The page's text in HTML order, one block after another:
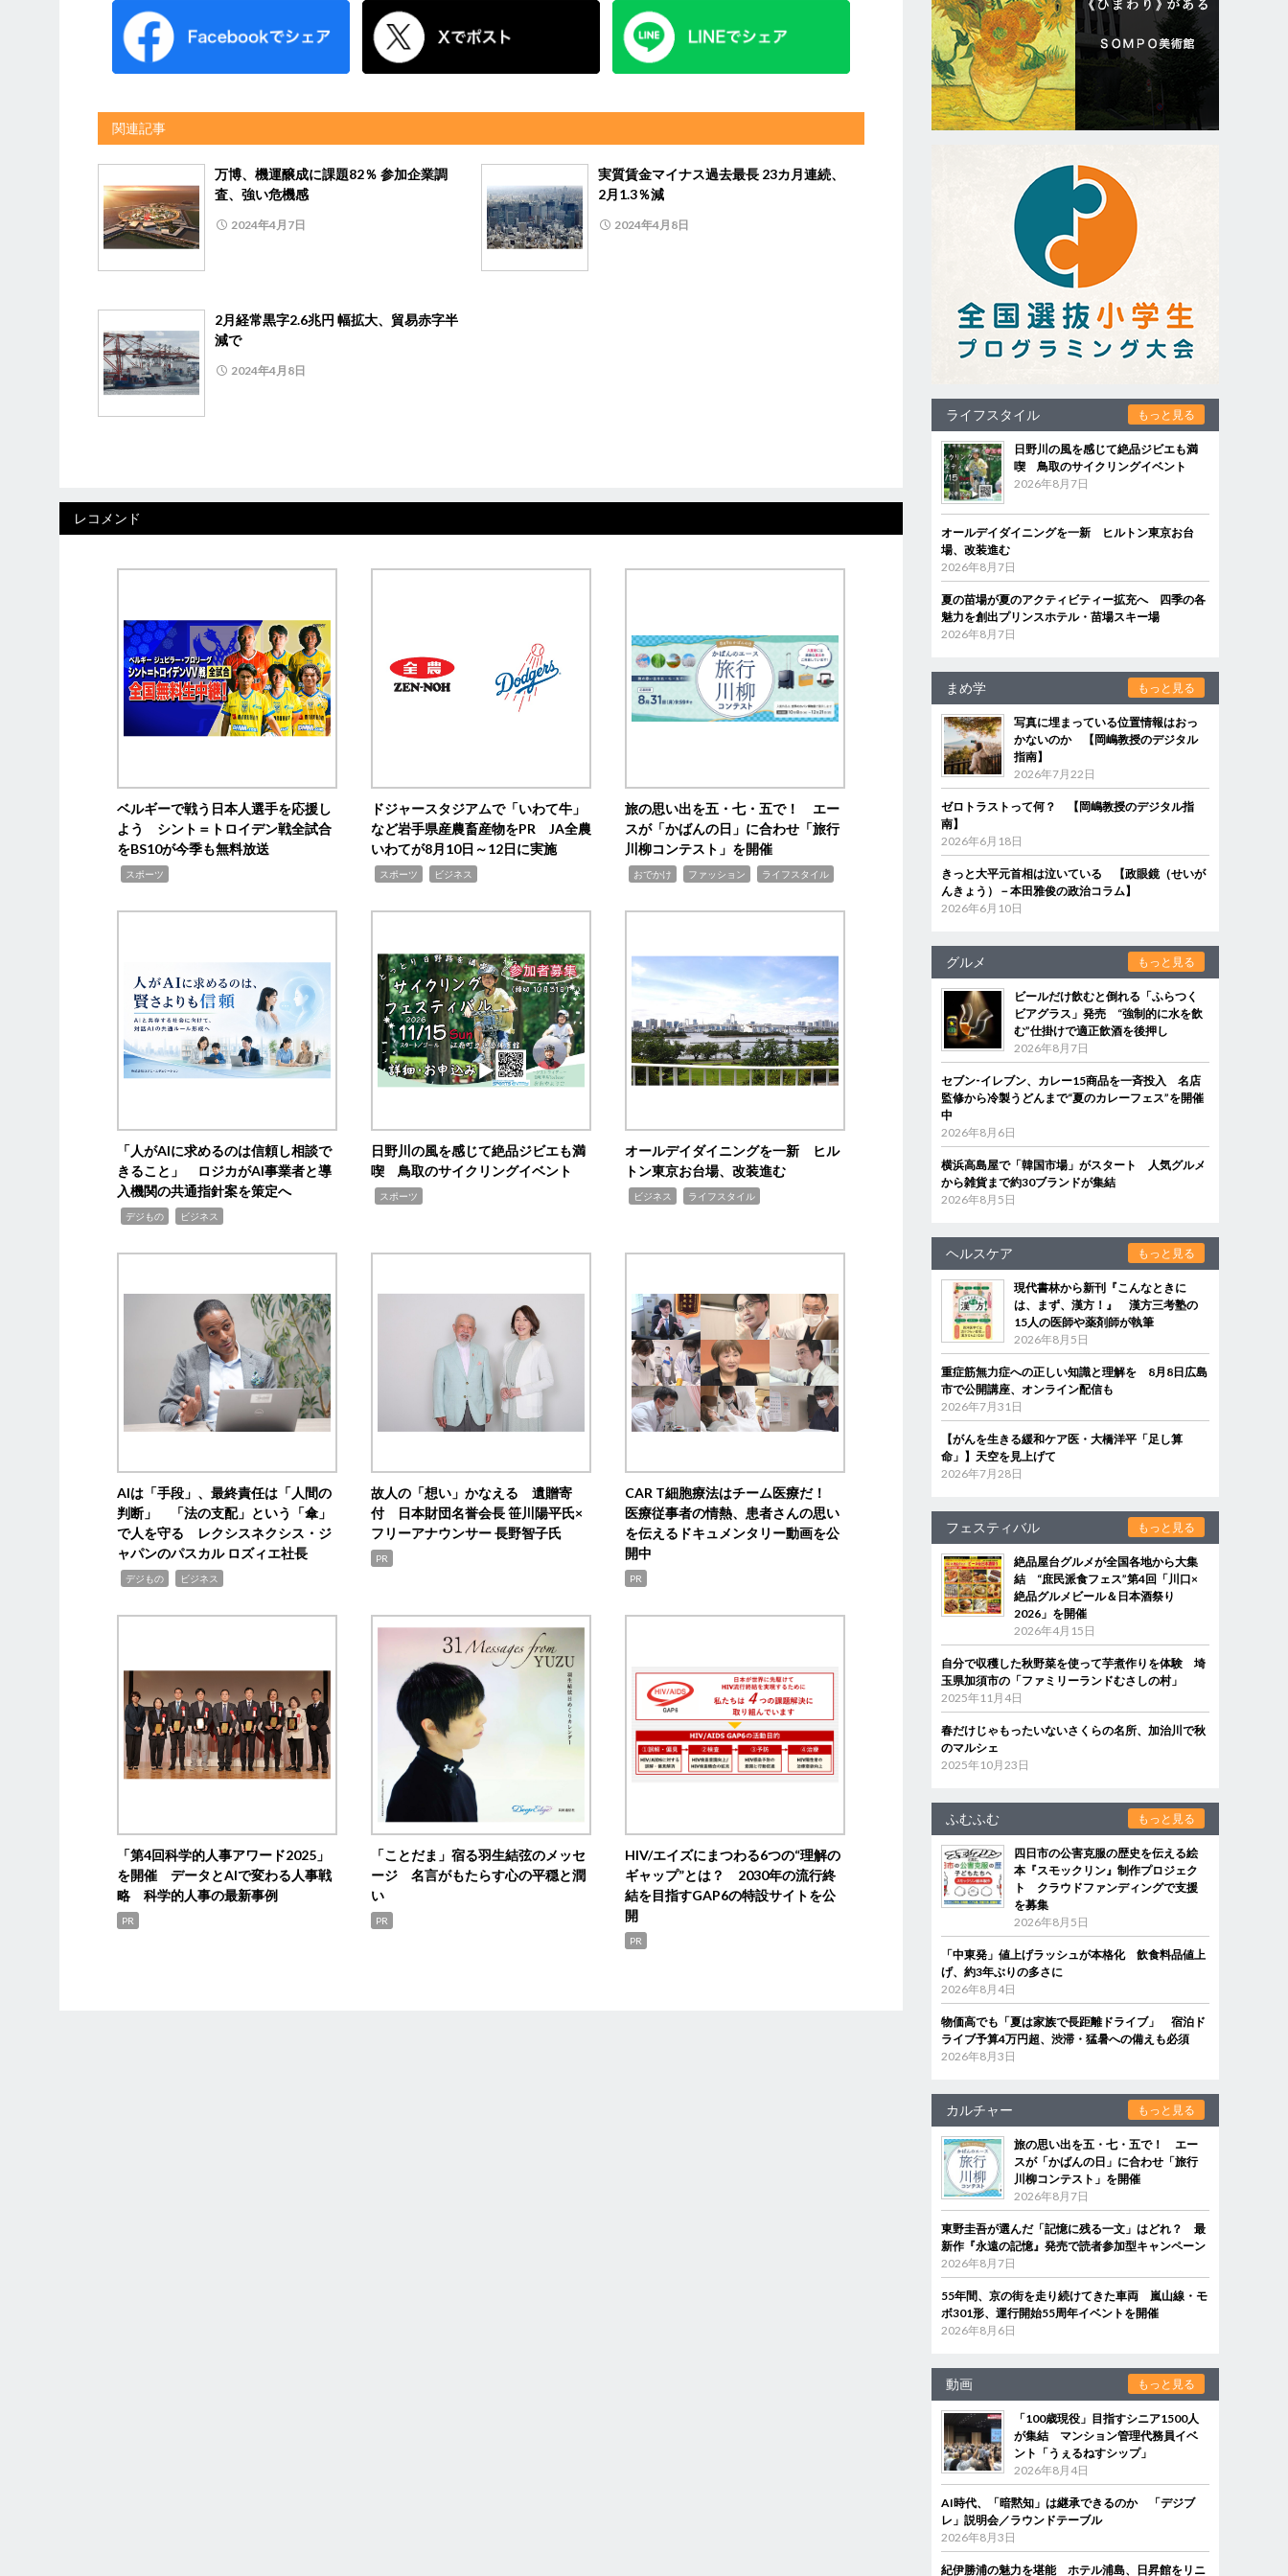
関連記事
万博、機運醸成に課題82％ 参加企業調
査、強い危機感
2024年4月7日
実質賃金マイナス過去最長 23カ月連続、
2月1.3％減
2024年4月8日
2月経常黒字2.6兆円 幅拡大、貿易赤字半
減で
2024年4月8日
レコメンド
ベルギーで戦う日本人選手を応援し
よう シント＝トロイデン戦全試合
をBS10が今季も無料放送
スポーツ
ドジャースタジアムで「いわて牛」
など岩手県産農畜産物をPR JA全農
いわてが8月10日～12日に実施
スポーツ ビジネス
旅の思い出を五・七・五で！ エー
スが「かばんの日」に合わせ「旅行
川柳コンテスト」を開催
おでかけ ファッション ライフスタイル
「人がAIに求めるのは信頼し相談で
きること」 ロジカがAI事業者と導
入機関の共通指針案を策定へ
デジもの ビジネス
日野川の風を感じて絶品ジビエも満
喫 鳥取のサイクリングイベント
スポーツ
オールデイダイニングを一新 ヒル
トン東京お台場、改装進む
ビジネス ライフスタイル
AIは「手段」、最終責任は「人間の
判断」 「法の支配」という「傘」
で人を守る レクシスネクシス・ジ
ャパンのパスカル ロズィエ社長
デジもの ビジネス
故人の「想い」かなえる 遺贈寄
付 日本財団名誉会長 笹川陽平氏×
フリーアナウンサー 長野智子氏
PR
CAR T細胞療法はチーム医療だ！
医療従事者の情熱、患者さんの思い
を伝えるドキュメンタリー動画を公
開中
PR
「第4回科学的人事アワード2025」
を開催 データとAIで変わる人事戦
略 科学的人事の最新事例
PR
「ことだま」宿る羽生結弦のメッセ
ージ 名言がもたらす心の平穏と潤
い
PR
HIV/エイズにまつわる6つの“理解の
ギャップ”とは？ 2030年の流行終
結を目指すGAP6の特設サイトを公
開
PR
ライフスタイル もっと見る
日野川の風を感じて絶品ジビエも満
喫 鳥取のサイクリングイベント
2026年8月7日
オールデイダイニングを一新 ヒルトン東京お台
場、改装進む
2026年8月7日
夏の苗場が夏のアクティビティー拡充へ 四季の各
魅力を創出プリンスホテル・苗場スキー場
2026年8月7日
まめ学 もっと見る
写真に埋まっている位置情報はおっ
かないのか 【岡嶋教授のデジタル
指南】
2026年7月22日
ゼロトラストって何？ 【岡嶋教授のデジタル指
南】
2026年6月18日
きっと大平元首相は泣いている 【政眼鏡（せいが
んきょう）－本田雅俊の政治コラム】
2026年6月10日
グルメ もっと見る
ビールだけ飲むと倒れる「ふらつく
ビアグラス」発売 “強制的に水を飲
む”仕掛けで適正飲酒を後押し
2026年8月7日
セブン‐イレブン、カレー15商品を一斉投入 名店
監修から冷製うどんまで“夏のカレーフェス”を開催
中
2026年8月6日
横浜高島屋で「韓国市場」がスタート 人気グルメ
から雑貨まで約30ブランドが集結
2026年8月5日
ヘルスケア もっと見る
現代書林から新刊『こんなときに
は、まず、漢方！』 漢方三考塾の
15人の医師や薬剤師が執筆
2026年8月5日
重症筋無力症への正しい知識と理解を 8月8日広島
市で公開講座、オンライン配信も
2026年7月31日
【がんを生きる緩和ケア医・大橋洋平「足し算
命」】天空を見上げて
2026年7月28日
フェスティバル もっと見る
絶品屋台グルメが全国各地から大集
結 “庶民派食フェス”第4回「川口×
絶品グルメビール＆日本酒祭り
2026」を開催
2026年4月15日
自分で収穫した秋野菜を使って芋煮作りを体験 埼
玉県加須市の「ファミリーランドむさしの村」
2025年11月4日
春だけじゃもったいないさくらの名所、加治川で秋
のマルシェ
2025年10月23日
ふむふむ もっと見る
四日市の公害克服の歴史を伝える絵
本『スモックリン』制作プロジェク
ト クラウドファンディングで支援
を募集
2026年8月5日
「中東発」値上げラッシュが本格化 飲食料品値上
げ、約3年ぶりの多さに
2026年8月4日
物価高でも「夏は家族で長距離ドライブ」 宿泊ド
ライブ予算4万円超、渋滞・猛暑への備えも必須
2026年8月3日
カルチャー もっと見る
旅の思い出を五・七・五で！ エー
スが「かばんの日」に合わせ「旅行
川柳コンテスト」を開催
2026年8月7日
東野圭吾が選んだ「記憶に残る一文」はどれ？ 最
新作『永遠の記憶』発売で読者参加型キャンペーン
2026年8月7日
55年間、京の街を走り続けてきた車両 嵐山線・モ
ボ301形、運行開始55周年イベントを開催
2026年8月6日
動画 もっと見る
「100歳現役」目指すシニア1500人
が集結 マンション管理代務員イベ
ント「うぇるねすシップ」
2026年8月4日
AI時代、「暗黙知」は継承できるのか 「デジブ
レ」説明会／ラウンドテーブル
2026年8月3日
紀伊勝浦の魅力を堪能 ホテル浦島、日昇館をリニ